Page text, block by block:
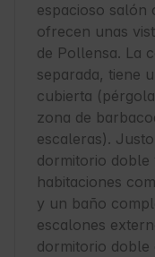
espacioso salón
ofrecen unas
de Pollensa. La
separada, tiene
cubierta
zona de
escaleras).
dormitorio doble
habitaciones
y un baño
escalones
dormitorio doble